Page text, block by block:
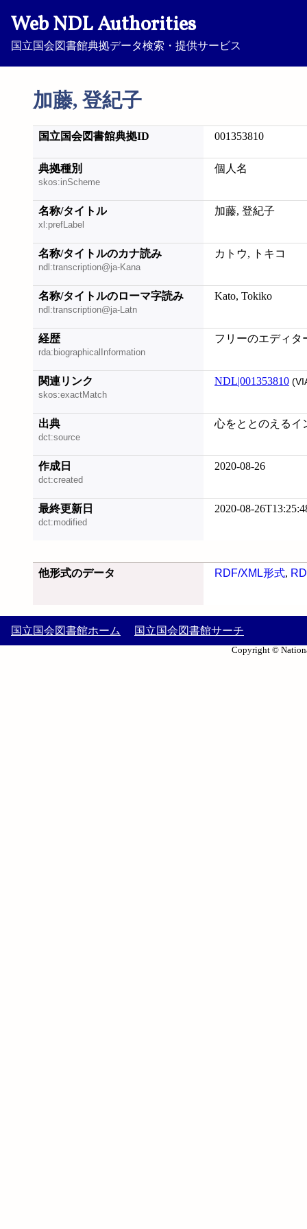
Web NDL Authorities
国立国会図書館典拠データ検索・提供サービス
加藤, 登紀子
国立国会図書館典拠ID 001353810
典拠種別
skos:inScheme
個人名
名称/タイトル
xl:prefLabel
加藤, 登紀子
名称/タイトルのカナ読み
ndl:transcription@ja-Kana
カトウ, トキコ
名称/タイトルのローマ字読み
ndl:transcription@ja-Latn
Kato, Tokiko
経歴
rda:biographicalInformation
フリーのエディタ
関連リンク
skos:exactMatch
NDL|001353810
出典
dct:source
心をととのえるイ
作成日
dct:created
2020-08-26
最終更新日
dct:modified
2020-08-
他形式のデータ RDF/XML形式,
国立国会図書館ホーム 国立国会図書館サーチ
Copyright ©